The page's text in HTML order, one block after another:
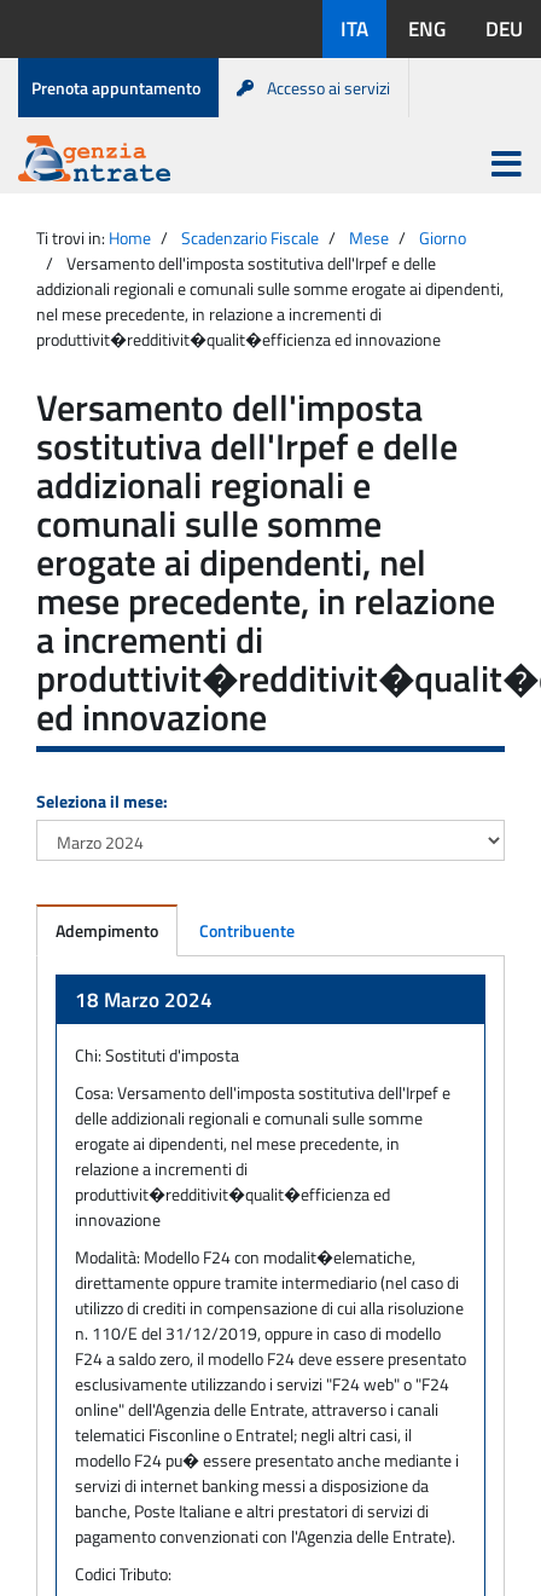
contenuto
disponibili:
ITA ENG DEU
Menu
di
servizio
Prenota appuntamento Accesso ai servizi
Agenzia
Entrate
Apri
menu
principale
Ti trovi in: Home Scadenzario Fiscale Mese
Giorno
Versamento dell'imposta sostitutiva dell'Irpef e delle
addizionali regionali e comunali sulle somme erogate ai dipendenti,
nel mese precedente, in relazione a incrementi di
produttivit�redditivit�qualit�efficienza ed innovazione
Versamento dell'imposta
sostitutiva dell'Irpef e delle
addizionali regionali e
comunali sulle somme
erogate ai dipendenti, nel
mese precedente, in relazione
a incrementi di
ed innovazione
Seleziona il mese:
Adempimento Contribuente
18 Marzo 2024
Chi:Sostituti d'imposta
Cosa:Versamento dell'imposta sostitutiva dell'Irpef e
delle addizionali regionali e comunali sulle somme
erogate ai dipendenti, nel mese precedente, in
relazione a incrementi di
produttivit�redditivit�qualit�efficienza ed
innovazione
Modalità: Modello F24 con modalit�elematiche,
direttamente oppure tramite intermediario (nel caso di
utilizzo di crediti in compensazione di cui alla risoluzione
n. 110/E del 31/12/2019, oppure in caso di modello
F24 a saldo zero, il modello F24 deve essere presentato
esclusivamente utilizzando i servizi "F24 web" o "F24
online" dell'Agenzia delle Entrate, attraverso i canali
telematici Fisconline o Entratel; negli altri casi, il
modello F24 pu� essere presentato anche mediante i
servizi di internet banking messi a disposizione da
banche, Poste Italiane e altri prestatori di servizi di
pagamento convenzionati con l'Agenzia delle Entrate).
Codici Tributo: